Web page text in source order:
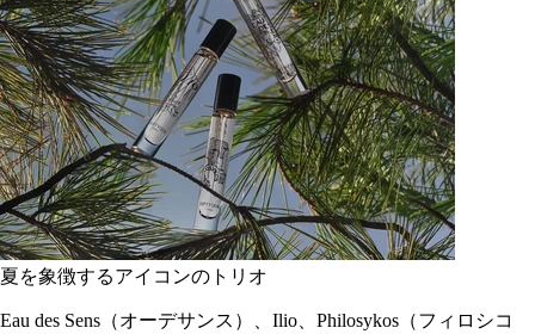
夏を象徴するアイコンのトリオ
Eau des Sens（オーデサンス）、Ilio、Philosykos（フィロシコ